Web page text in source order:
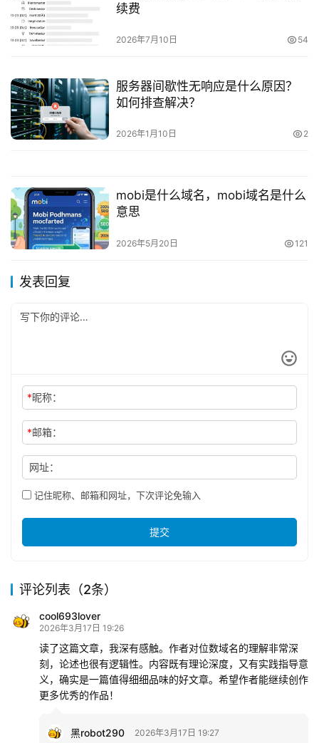
续费
2026年7月10日 54
服务器间歇性无响应是什么原因？
如何排查解决？
2026年1月10日 2
mobi是什么域名，mobi域名是什么
意思
2026年5月20日 121
发表回复
*昵称：
*邮箱：
网址：
记住昵称、邮箱和网址，下次评论免输入
提交
评论列表（2条）
cool693lover
2026年3月17日 19:26
读了这篇文章，我深有感触。作者对位数域名的理解非常深
刻，论述也很有逻辑性。内容既有理论深度，又有实践指导意
义，确实是一篇值得细细品味的好文章。希望作者能继续创作
更多优秀的作品！
黑robot290 2026年3月17日 19:27